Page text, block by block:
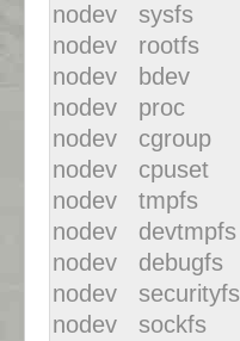
nodev sysfs
nodev rootfs
nodev bdev
nodev proc
nodev cgroup
nodev cpuset
nodev tmpfs
nodev devtmpfs
nodev debugfs
nodev securityfs
nodev sockfs